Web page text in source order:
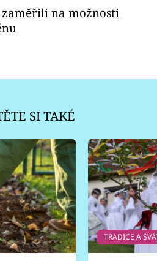
zaměřili na možnosti
SI TAKÉ
TRADICE A